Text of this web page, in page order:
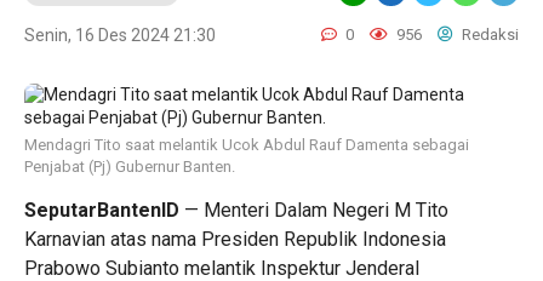
Senin, 16 Des 2024 21:30 0 956 Redaksi
Mendagri Tito saat melantik Ucok Abdul Rauf Damenta sebagai
Penjabat (Pj) Gubernur Banten.
SeputarBantenID — Menteri Dalam Negeri M Tito
Karnavian atas nama Presiden Republik Indonesia
Prabowo Subianto melantik Inspektur Jenderal